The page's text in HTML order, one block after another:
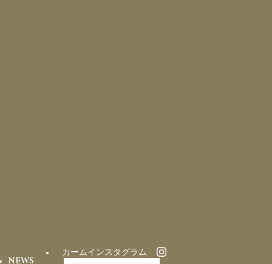
NEWS
カームインスタグラム